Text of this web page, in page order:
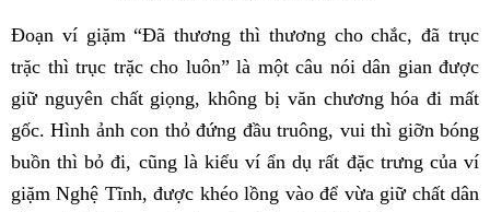
Đoạn ví giặm “Đã thương thì thương cho chắc, đã trục
trặc thì trục trặc cho luôn” là một câu nói dân gian được
giữ nguyên chất giọng, không bị văn chương hóa đi mất
gốc. Hình ảnh con thỏ đứng đầu truông, vui thì giỡn bóng
buồn thì bỏ đi, cũng là kiểu ví ẩn dụ rất đặc trưng của ví
giặm Nghệ Tĩnh, được khéo lồng vào để vừa giữ chất dân